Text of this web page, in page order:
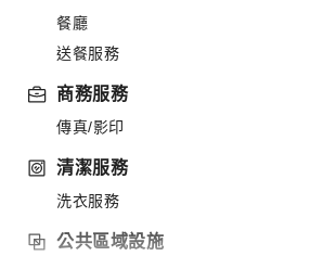
餐廳
送餐服務
商務服務
傳真/影印
清潔服務
洗衣服務
公共區域設施